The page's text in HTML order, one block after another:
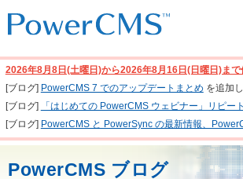
2026年8月8日(土曜日)から2026年8月16日(日曜日)まで
[ブログ] PowerCMS 7 でのアップデートまとめ を追加
[ブログ]
「はじめての PowerCMS ウェビナー」リピー
[ブログ] PowerCMS と PowerSync の最新情報、
PowerCMS ブログ